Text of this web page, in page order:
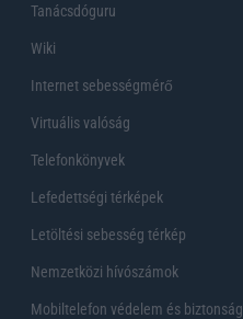
Tanácsdóguru
Wiki
Internet sebességmérő
Virtuális valóság
Telefonkönyvek
Lefedettségi térképek
Letöltési sebesség térkép
Nemzetközi hívószámok
Mobiltelefon védelem és biztonság